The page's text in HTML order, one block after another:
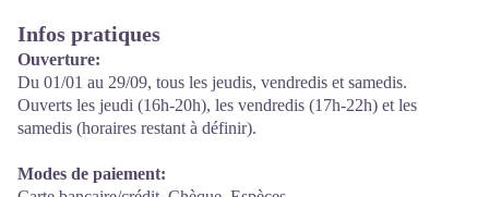
Infos pratiques
Ouverture:
Du 01/01 au 29/09, tous les jeudis, vendredis et samedis.
Ouverts les jeudi (16h-20h), les vendredis (17h-22h) et les
samedis (horaires restant à définir).
Modes de paiement: